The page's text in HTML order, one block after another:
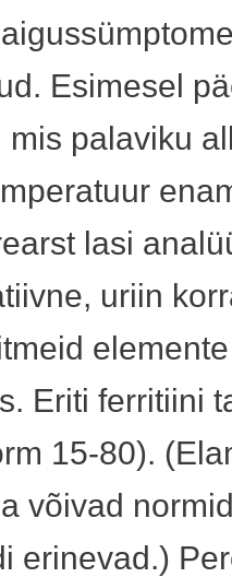
Esimesel
mis palaviku
lasi
uriin
Eriti ferritiini
15-80).
võivad
erinevad.)